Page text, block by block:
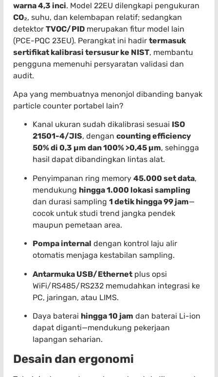
warna 4,3 inci. Model 22EU dilengkapi pengukuran
CO₂, suhu, dan kelembapan relatif; sedangkan
detektor TVOC/PID merupakan fitur model lain
(PCE-PQC 23EU). Perangkat ini hadir termasuk
sertifikat kalibrasi tersusur ke NIST, membantu
pengguna memenuhi persyaratan validasi dan
audit.
Apa yang membuatnya menonjol dibanding banyak
particle counter portabel lain?
Kanal ukuran sudah dikalibrasi sesuai ISO
21501-4/JIS, dengan counting efficiency
50% di 0,3 µm dan 100% >0,45 µm, sehingga
hasil dapat dibandingkan lintas alat.
Penyimpanan ring memory 45.000 set data,
mendukung hingga 1.000 lokasi sampling
dan durasi sampling 1 detik hingga 99 jam—
cocok untuk studi trend jangka pendek
maupun pemetaan area.
Pompa internal dengan kontrol laju alir
otomatis menjaga kestabilan sampling.
Antarmuka USB/Ethernet plus opsi
WiFi/RS485/RS232 memudahkan integrasi ke
PC, jaringan, atau LIMS.
Daya baterai hingga 10 jam dan baterai Li-ion
dapat diganti—mendukung pekerjaan
lapangan seharian.
Desain dan ergonomi